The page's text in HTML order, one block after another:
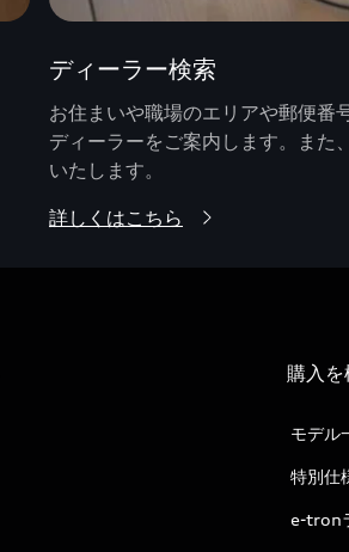
ディーラー検索
お住まいや職場のエリアや郵便番
ディーラーをご案内します。また
いたします。
詳しくはこちら
購入を
モデル
特別仕
e-tron